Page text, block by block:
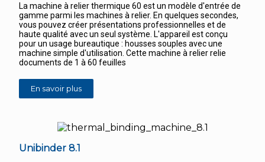
La machine à relier thermique 60 est un modèle d'entrée de
gamme parmi les machines à relier. En quelques secondes,
vous pouvez créer présentations professionnelles et de
haute qualité avec un seul système. L'appareil est conçu
pour un usage bureautique : housses souples avec une
machine simple d'utilisation. Cette machine à relier relie
documents de 1 à 60 feuilles
En savoir plus
Unibinder 8.1